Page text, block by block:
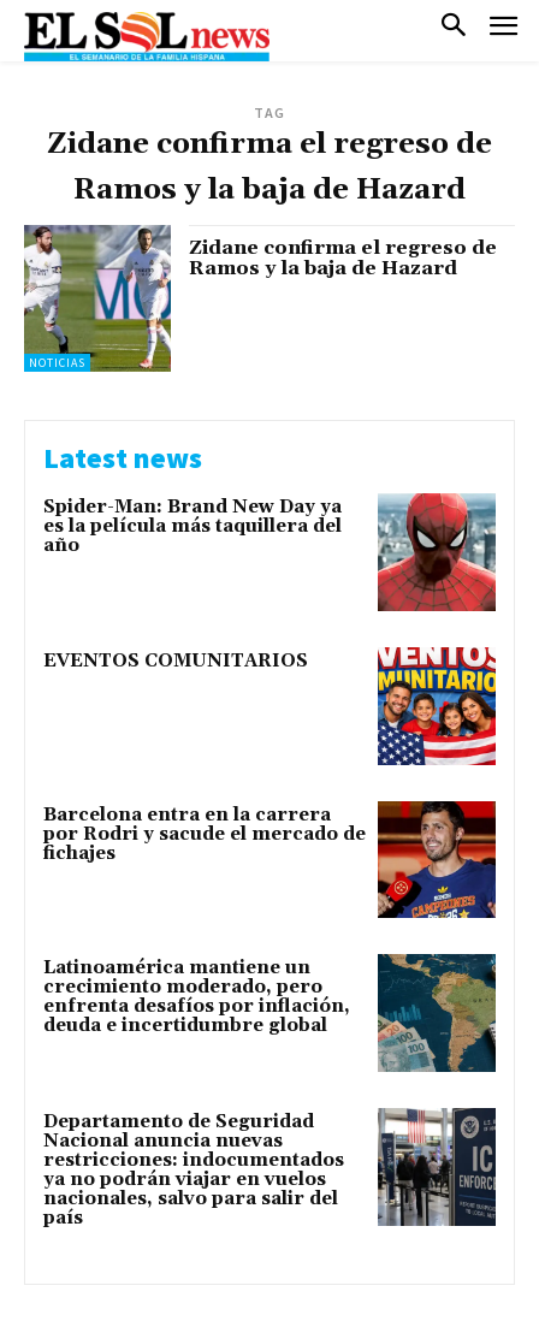
TAG
Zidane confirma el regreso de
Ramos y la baja de Hazard
NOTICIAS
Zidane confirma el regreso de
Ramos y la baja de Hazard
Latest news
Spider-Man: Brand New Day ya
es la película más taquillera del
año
EVENTOS COMUNITARIOS
Barcelona entra en la carrera
por Rodri y sacude el mercado de
fichajes
Latinoamérica mantiene un
crecimiento moderado, pero
enfrenta desafíos por inflación,
deuda e incertidumbre global
Departamento de Seguridad
Nacional anuncia nuevas
restricciones: indocumentados
ya no podrán viajar en vuelos
nacionales, salvo para salir del
país